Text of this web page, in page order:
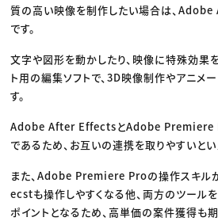
質の高い映像を制作したい場合は、
です。
文字や図形を動かしたり、映像に特殊効果
ト用の編集ソフトで、3D映像制作やアニメ
す。
Adobe After EffectsとAdobe Premiere
であるため、お互いの連携を取りやすいとい
また、Adobe Premiere Proの操作スキ
ecstも操作しやすくなる他、両方のツール
ポイントとなるため、高単価の案件獲得も期